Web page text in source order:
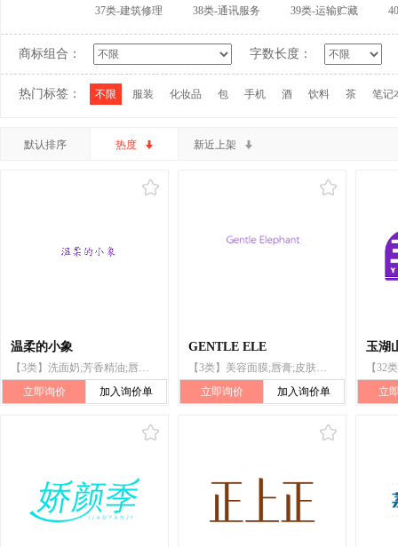
37类-建筑修理 38类-通讯服务 39类-运输贮藏
商标组合： 字数长度：
热门标签： 不限 服装 化妆品 包 手机 酒 饮料 茶 笔记
默认排序 热度 新近上架
温柔的小象
【3类】洗面奶;芳香精油;唇膏;美容面膜;化妆品;防晒剂;增白霜;粉刺霜;花露水;干花瓣与香料混合物（香料）
立即询价
加入询价单
GENTLE ELE
【3类】美容面膜;唇膏;皮肤增白霜;花露水;粉刺霜;化妆品;洗面奶;洁肤乳液;芳香精油;干花瓣与香料混合物(香料)
立即询价
加入询价单
玉湖
立